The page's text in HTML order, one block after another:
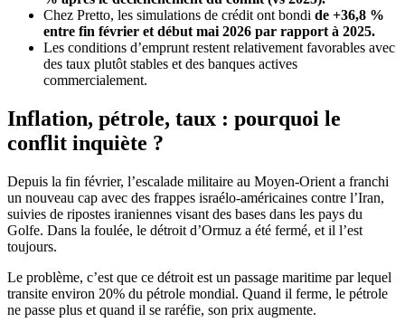
Chez Pretto, les simulations de crédit ont bondi de +36,8 %
entre fin février et début mai 2026 par rapport à 2025.
Les conditions d’emprunt restent relativement favorables avec
des taux plutôt stables et des banques actives
commercialement.
Inflation, pétrole, taux : pourquoi le
conflit inquiète ?
Depuis la fin février, l’escalade militaire au Moyen-Orient a franchi
un nouveau cap avec des frappes israélo-américaines contre l’Iran,
suivies de ripostes iraniennes visant des bases dans les pays du
Golfe. Dans la foulée, le détroit d’Ormuz a été fermé, et il l’est
toujours.
Le problème, c’est que ce détroit est un passage maritime par lequel
transite environ 20% du pétrole mondial. Quand il ferme, le pétrole
ne passe plus et quand il se raréfie, son prix augmente.